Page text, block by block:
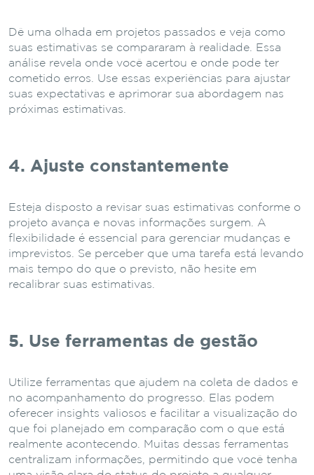
Dê uma olhada em projetos passados e veja como
suas estimativas se compararam à realidade. Essa
análise revela onde você acertou e onde pode ter
cometido erros. Use essas experiências para ajustar
suas expectativas e aprimorar sua abordagem nas
próximas estimativas.
4. Ajuste constantemente
Esteja disposto a revisar suas estimativas conforme o
projeto avança e novas informações surgem. A
flexibilidade é essencial para gerenciar mudanças e
imprevistos. Se perceber que uma tarefa está levando
mais tempo do que o previsto, não hesite em
recalibrar suas estimativas.
5. Use ferramentas de gestão
Utilize ferramentas que ajudem na coleta de dados e
no acompanhamento do progresso. Elas podem
oferecer insights valiosos e facilitar a visualização do
que foi planejado em comparação com o que está
realmente acontecendo. Muitas dessas ferramentas
centralizam informações, permitindo que você tenha